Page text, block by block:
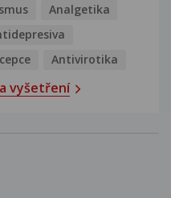
Analgetika
Antivirotika
vyšetření